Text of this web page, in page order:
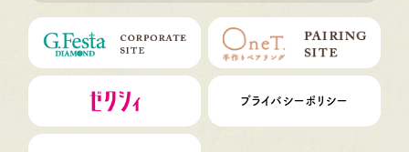
プライバシーポリシー